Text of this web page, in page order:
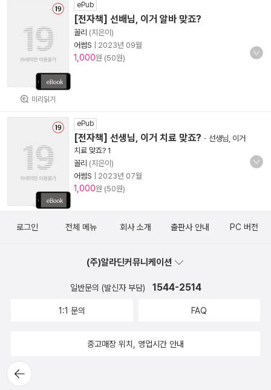
미리읽기
ePub
[전자책] 선배님, 이거 알바 맞죠?
꼴리 (지은이)
어썸S
2023년 09월
1,000원 (50원)
ePub
[전자책] 선생님, 이거 치료 맞죠? - 선생님, 이거
치료 맞죠? 1
꼴리 (지은이)
어썸S
2023년 07월
1,000원 (50원)
뒤로가
기
로그인 전체 메뉴 회사 소개 출판사 안내 PC 버전
(주)알라딘커뮤니케이션
일반문의 (발신자 부담) 1544-2514
1:1 문의 FAQ
중고매장 위치, 영업시간 안내